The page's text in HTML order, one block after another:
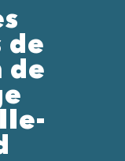
de
de